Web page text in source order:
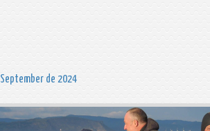
September de 2024